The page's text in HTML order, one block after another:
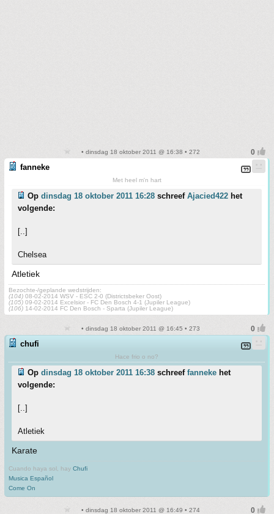
• dinsdag 18 oktober 2011 @ 16:38 • 272
fanneke
Met heel m'n hart
Op dinsdag 18 oktober 2011 16:28 schreef Ajacied422 het
volgende:
[..]
Chelsea
Atletiek
Bezochte-/geplande wedstrijden:
(104) 08-02-2014 WSV - ESC 2-0 (Districtsbeker Oost)
(105) 09-02-2014 Excelsior - FC Den Bosch 4-1 (Jupiler League)
(106) 14-02-2014 FC Den Bosch - Sparta (Jupiler League)
• dinsdag 18 oktober 2011 @ 16:45 • 273
chufi
Hace frio o no?
Op dinsdag 18 oktober 2011 16:38 schreef fanneke het
volgende:
[..]
Atletiek
Karate
Cuando haya sol, hay Chufi
Musica Español
Come On
• dinsdag 18 oktober 2011 @ 16:49 • 274